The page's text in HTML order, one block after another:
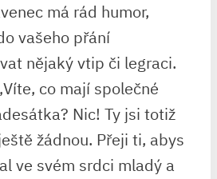
má rád humor,
vašeho přání
nějaký vtip či legraci.
co mají společné
Nic! Ty jsi totiž
žádnou. Přeji ti, abys
ve svém srdci mladý a